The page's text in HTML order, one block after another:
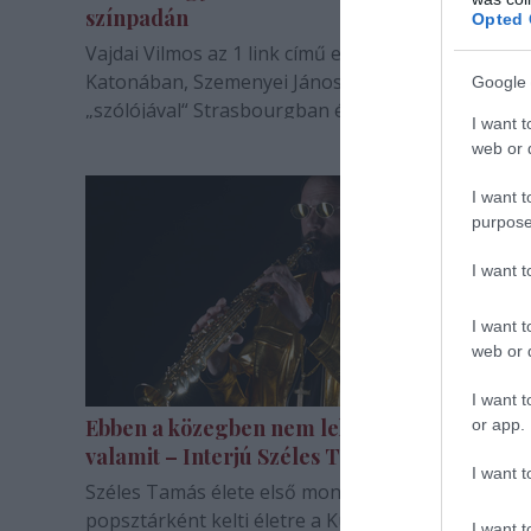
Opted
Google
I want
web or
I want
I want
I want
web or
I want
or app.
I want
színpadán
Vajdai Vilmos az 1 link című előadásában a
Katonában, Szemenyei János a Winterreise című
„szólójával“ Strasbourgban és a Trafóban „marad
Ebben a közegben nem lehet „eljátszani”
valamit – Interjú Széles Tamással
Széles Tamás élete első monodrámájában Júdást
popsztárként kelti életre a KuglerArt Szalonban.